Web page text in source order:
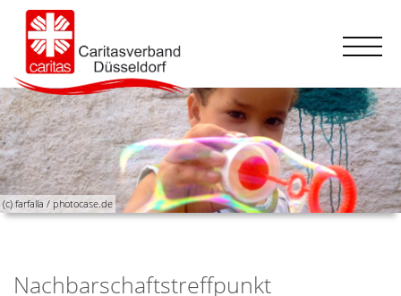
(c) farfalla / photocase.de
Nachbarschaftstreffpunkt